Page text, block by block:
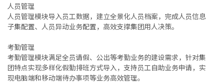
人员管理
人员管理模块导入员工数据，建立全景化人员档案，完成人员信息
子集配置、人员异动业务配置，高效支撑集团用人决策。
考勤管理
考勤管理模块满足全员请假、公出等考勤业务的建设需求，针对集
团特点实现多样化假勤排班方式导入，支持员工自助业务申请，实
现电脑端和移动端待办事项等业务高效管理。